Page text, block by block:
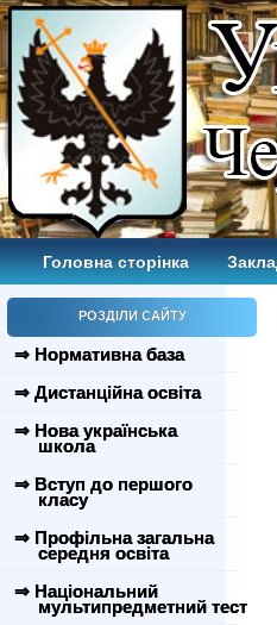
Головна сторінка
РОЗДІЛИ САЙТУ
⇒ Нормативна база
⇒ Дистанційна освіта
⇒ Нова українська
школа
⇒ Вступ до першого
класу
⇒ Профільна загальна
середня освіта
⇒ Національний
мультипредметний тест